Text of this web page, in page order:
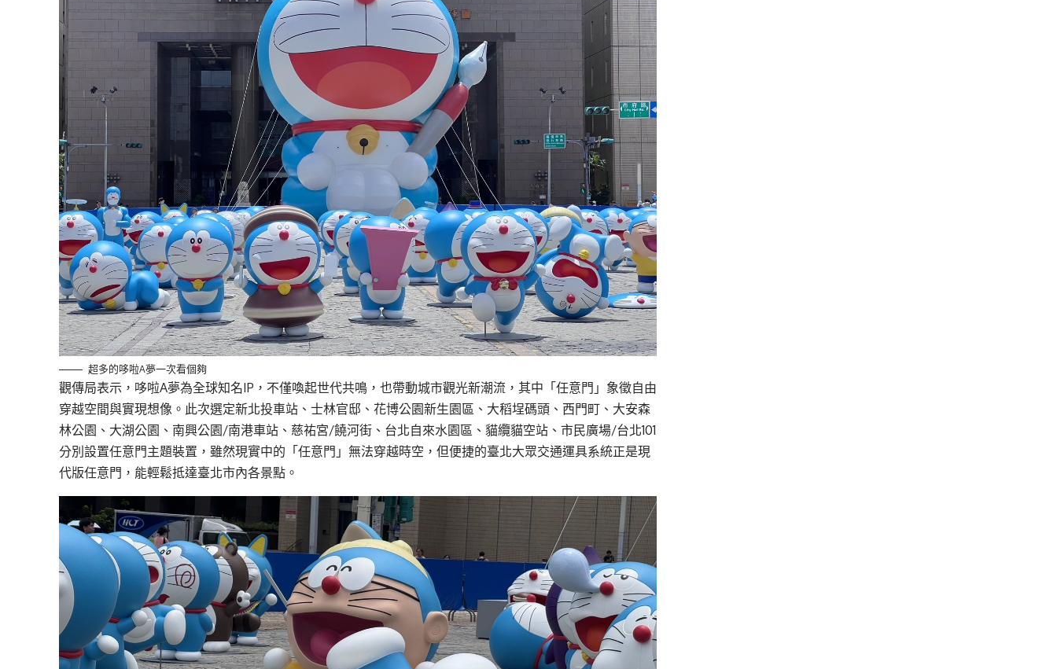
超多的哆啦A夢一次看個夠
觀傳局表示，哆啦A夢為全球知名IP，不僅喚起世代共鳴，也帶動城市觀光新潮流，其中「任意門」象徵自由
穿越空間與實現想像。此次選定新北投車站、士林官邸、花博公園新生園區、大稻埕碼頭、西門町、大安森
林公園、大湖公園、南興公園/南港車站、慈祐宮/饒河街、台北自來水園區、貓纜貓空站、市民廣場/台北101
分別設置任意門主題裝置，雖然現實中的「任意門」無法穿越時空，但便捷的臺北大眾交通運具系統正是現
代版任意門，能輕鬆抵達臺北市內各景點。